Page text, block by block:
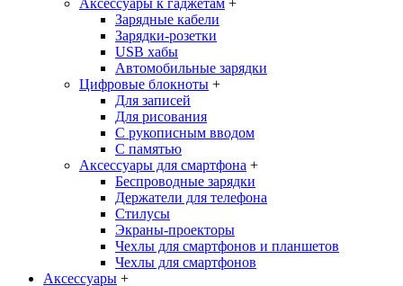
Аксессуары к гаджетам +
Зарядные кабели
Зарядки-розетки
USB хабы
Автомобильные зарядки
Цифровые блокноты +
Для записей
Для рисования
С рукописным вводом
С памятью
Аксессуары для смартфона +
Беспроводные зарядки
Держатели для телефона
Стилусы
Экраны-проекторы
Чехлы для смартфонов и планшетов
Чехлы для смартфонов
Аксессуары +